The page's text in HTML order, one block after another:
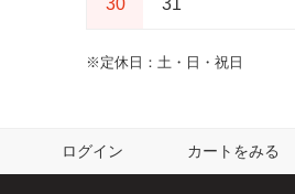
30 31
※定休日：土・日・祝日
ログイン カートをみる